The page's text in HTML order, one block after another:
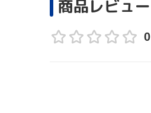
商品レビュー
0